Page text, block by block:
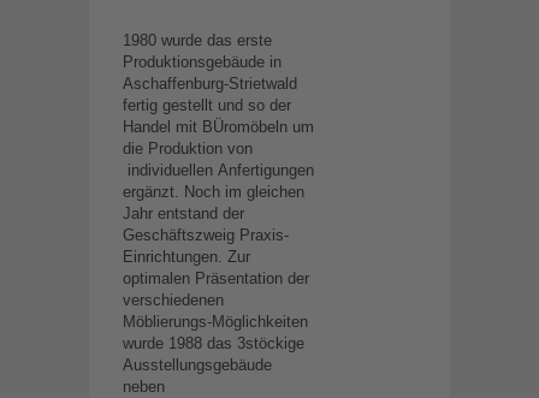
1980 wurde das erste
Produktionsgebäude in
Aschaffenburg-Strietwald
fertig gestellt und so der
Handel mit BÜromöbeln um
die Produktion von
individuellen Anfertigungen
ergänzt. Noch im gleichen
Jahr entstand der
Geschäftszweig Praxis-
Einrichtungen. Zur
optimalen Präsentation der
verschiedenen
Möblierungs-Möglichkeiten
wurde 1988 das 3stöckige
Ausstellungsgebäude
neben